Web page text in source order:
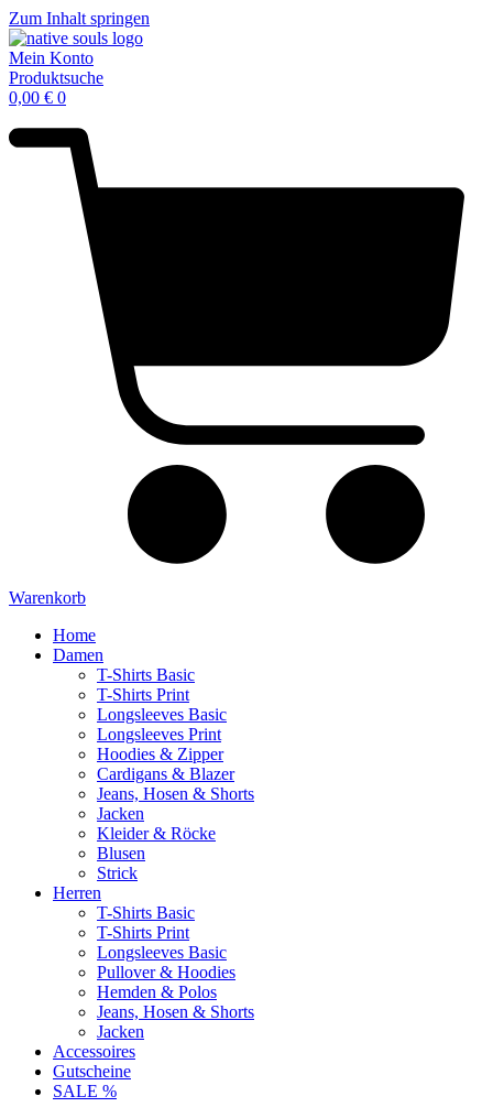
Zum Inhalt springen
Mein Konto
Produktsuche
0,00 € 0
Warenkorb
Home
Damen
T-Shirts Basic
T-Shirts Print
Longsleeves Basic
Longsleeves Print
Hoodies & Zipper
Cardigans & Blazer
Jeans, Hosen & Shorts
Jacken
Kleider & Röcke
Blusen
Strick
Herren
T-Shirts Basic
T-Shirts Print
Longsleeves Basic
Pullover & Hoodies
Hemden & Polos
Jeans, Hosen & Shorts
Jacken
Accessoires
Gutscheine
SALE %